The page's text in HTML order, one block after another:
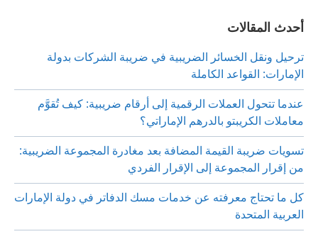
أحدث المقالات
ترحيل ونقل الخسائر الضريبية في ضريبة الشركات بدولة
الإمارات: القواعد الكاملة
عندما تتحول العملات الرقمية إلى أرقام ضريبية: كيف تُقوَّم
معاملات الكريبتو بالدرهم الإماراتي؟
تسويات ضريبة القيمة المضافة بعد مغادرة المجموعة الضريبية:
من إقرار المجموعة إلى الإقرار الفردي
كل ما تحتاج معرفته عن خدمات مسك الدفاتر في دولة الإمارات
العربية المتحدة